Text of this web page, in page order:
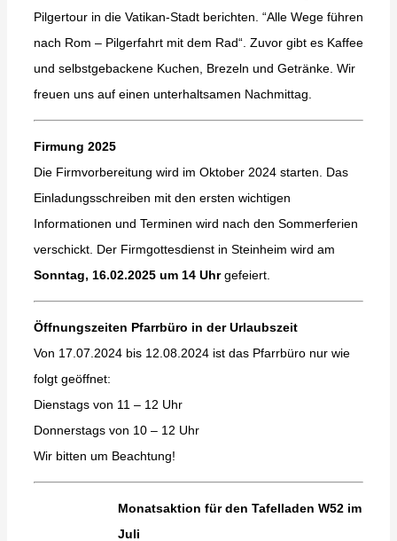
Pilgertour in die Vatikan-Stadt berichten. “Alle Wege führen
nach Rom – Pilgerfahrt mit dem Rad“. Zuvor gibt es Kaffee
und selbstgebackene Kuchen, Brezeln und Getränke. Wir
freuen uns auf einen unterhaltsamen Nachmittag.
Firmung 2025
Die Firmvorbereitung wird im Oktober 2024 starten. Das
Einladungsschreiben mit den ersten wichtigen
Informationen und Terminen wird nach den Sommerferien
verschickt. Der Firmgottesdienst in Steinheim wird am
Sonntag, 16.02.2025 um 14 Uhrgefeiert.
Öffnungszeiten Pfarrbüro in der Urlaubszeit
Von 17.07.2024 bis 12.08.2024 ist das Pfarrbüro nur wie
folgt geöffnet:
Dienstags von 11 – 12 Uhr
Donnerstags von 10 – 12 Uhr
Wir bitten um Beachtung!
Monatsaktion für den Tafelladen W52 im
Juli